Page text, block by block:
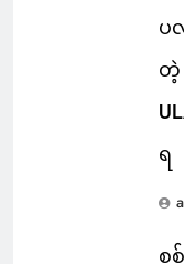
ပ
တဲ့
ရ
စ